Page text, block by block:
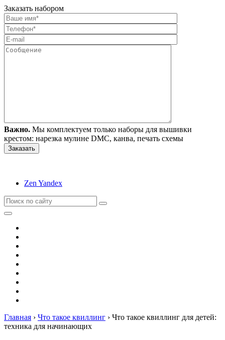
Заказать набором
Важно. Мы комплектуем только наборы для вышивки
крестом: нарезка мулине DMC, канва, печать схемы
Zen Yandex
Главная › Что такое квиллинг › Что такое квиллинг для детей:
техника для начинающих